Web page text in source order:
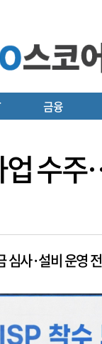
금융
업 수
사·설비 운영